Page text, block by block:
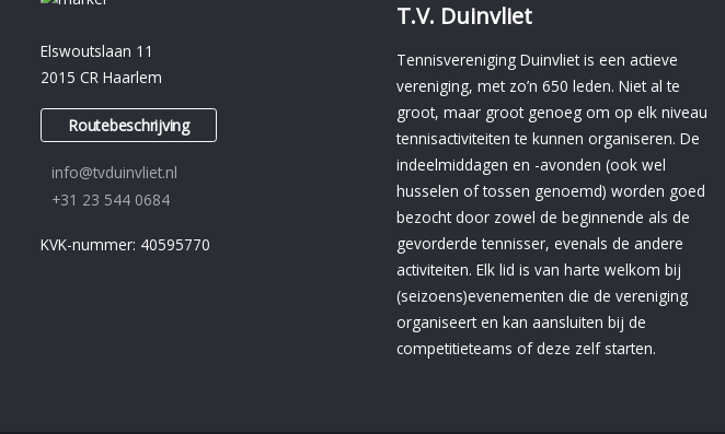
Elswoutslaan 11
2015 CR Haarlem
Routebeschrijving
info@tvduinvliet.nl
+31 23 544 0684
KVK-nummer: 40595770
T.V. Duinvliet
Tennisvereniging Duinvliet is een actieve
vereniging, met zo’n 650 leden. Niet al te
groot, maar groot genoeg om op elk niveau
tennisactiviteiten te kunnen organiseren. De
indeelmiddagen en -avonden (ook wel
husselen of tossen genoemd) worden goed
bezocht door zowel de beginnende als de
gevorderde tennisser, evenals de andere
activiteiten. Elk lid is van harte welkom bij
(seizoens)evenementen die de vereniging
organiseert en kan aansluiten bij de
competitieteams of deze zelf starten.